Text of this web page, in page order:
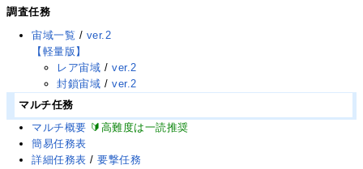
調査任務
宙域一覧 / ver.2
【軽量版】
レア宙域 /ver.2
封鎖宙域 /ver.2
マルチ任務
マルチ概要 🔰高難度は一読推奨
簡易任務表
詳細任務表 /要撃任務